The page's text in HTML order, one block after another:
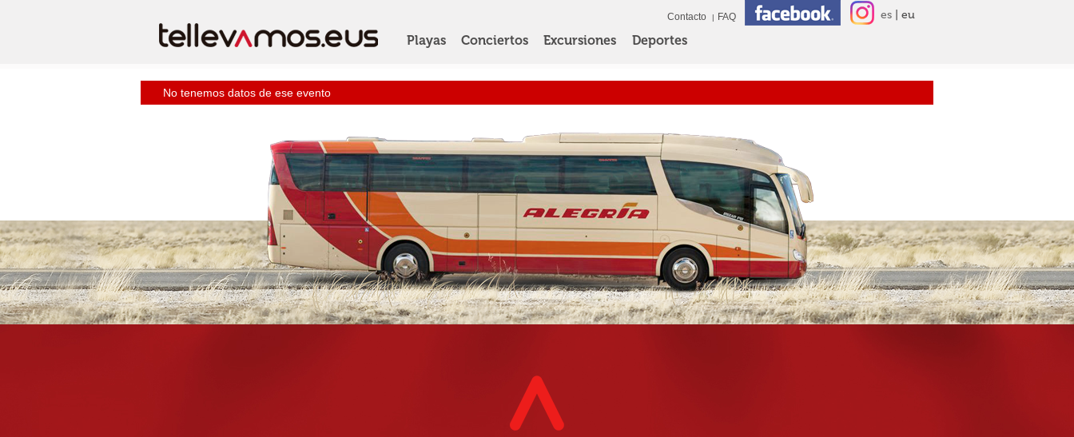
Playas Conciertos Excursiones Deportes
Contacto FAQ es eu
No tenemos datos de ese evento